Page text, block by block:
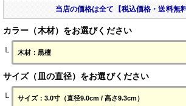
当店の価格は全て【税込価格・送料無
カラー（木材）をお選びください
└
サイズ（皿の直径）をお選びください
└